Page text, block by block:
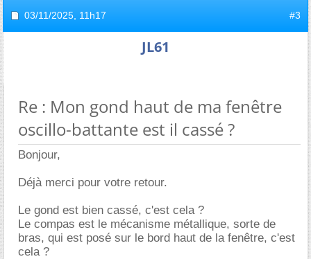
03/11/2025, 11h17 #3
JL61
Re : Mon gond haut de ma fenêtre
oscillo-battante est il cassé ?
Bonjour,
Déjà merci pour votre retour.
Le gond est bien cassé, c'est cela ?
Le compas est le mécanisme métallique, sorte de
bras, qui est posé sur le bord haut de la fenêtre, c'est
cela ?